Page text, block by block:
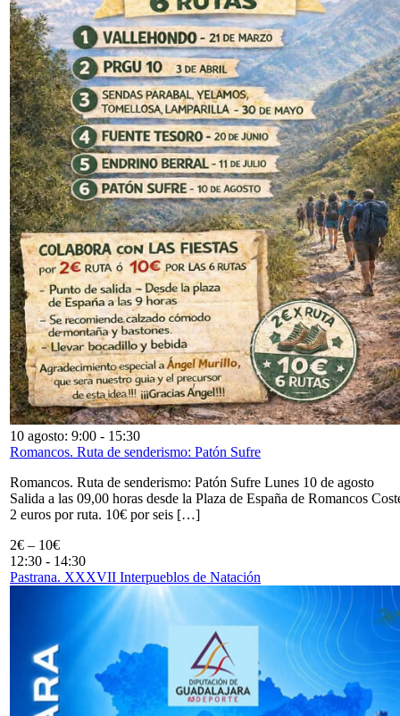
10 agosto: 9:00 - 15:30
Romancos. Ruta de senderismo: Patón Sufre
Romancos. Ruta de senderismo: Patón Sufre Lunes 10 de agosto
Salida a las 09,00 horas desde la Plaza de España de Romancos
2 euros por ruta. 10€ por seis […]
2€ – 10€
12:30 - 14:30
Pastrana. XXXVII Interpueblos de Natación